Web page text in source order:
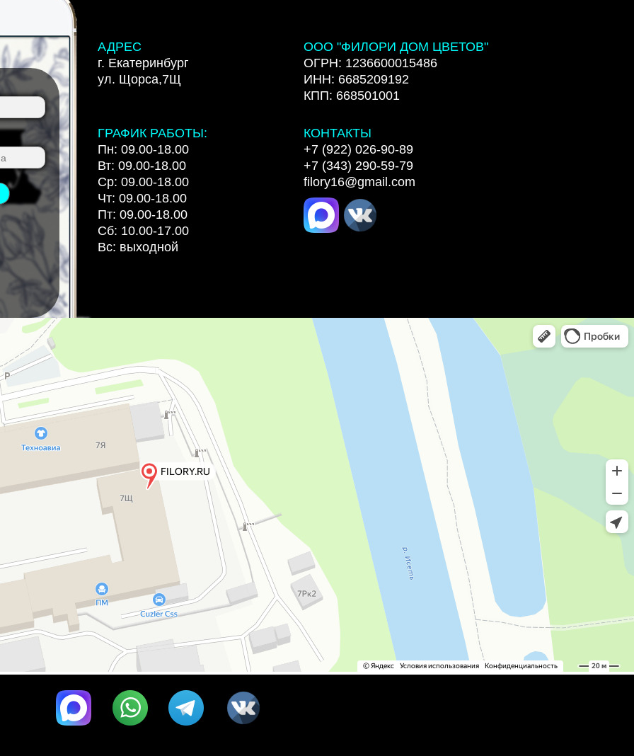
АДРЕС
г. Екатеринбург
ул. Щорса,7Щ
ООО "ФИЛОРИ ДОМ ЦВЕТОВ"
ОГРН: 1236600015486
ИНН: 6685209192
КПП: 668501001
ГРАФИК РАБОТЫ:
Пн: 09.00-18.00
Вт: 09.00-18.00
Ср: 09.00-18.00
Чт: 09.00-18.00
Пт: 09.00-18.00
Сб: 10.00-17.00
Вс: выходной
КОНТАКТЫ
+7 (922) 026-90-89
+7 (343) 290-59-79
filory16@gmail.com